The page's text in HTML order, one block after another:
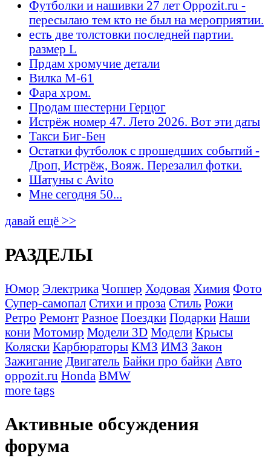
Футболки и нашивки 27 лет Oppozit.ru -
пересылаю тем кто не был на мероприятии.
есть две толстовки последней партии.
размер L
Прдам хромучие детали
Вилка М-61
Фара хром.
Продам шестерни Герцог
Истрёж номер 47. Лето 2026. Вот эти даты
Такси Биг-Бен
Остатки футболок с прошедших событий -
Дроп, Истрёж, Вояж. Перезалил фотки.
Шатуны с Avito
Мне сегодня 50...
давай ещё >>
РАЗДЕЛЫ
Юмор Электрика Чоппер Ходовая Химия Фото
Супер-самопал Стихи и проза Стиль Рожи
Ретро Ремонт Разное Поездки Подарки Наши
кони Мотомир Модели 3D Модели Крысы
Коляски Карбюраторы КМЗ ИМЗ Закон
Зажигание Двигатель Байки про байки Авто
oppozit.ru Honda BMW
more tags
Активные обсуждения
форума